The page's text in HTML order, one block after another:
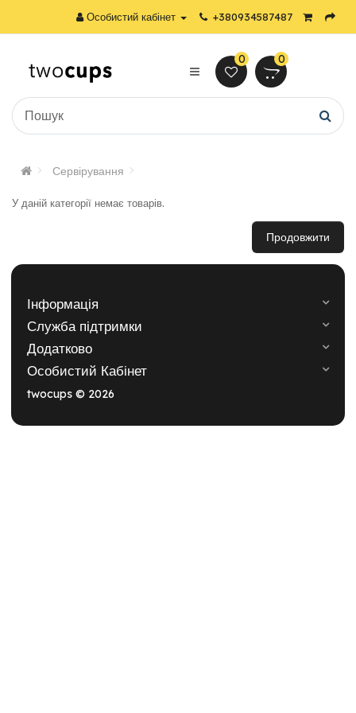
Особистий кабінет +380934587487
0 0
Сервірування
У даній категорії немає товарів.
Продовжити
Інформація
Служба підтримки
Додатково
Особистий Кабінет
twocups © 2026